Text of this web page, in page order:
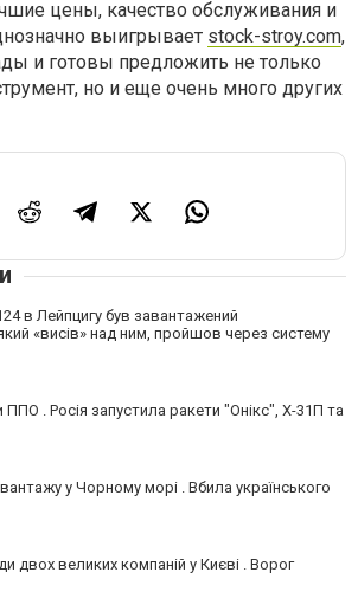
цены, качество обслуживания и
выигрывает stock-stroy.com,
и готовы предложить не только
но и еще очень много других
в Лейпцигу був завантажений
«висів» над ним, пройшов через систему
. Росія запустила ракети "Онікс", Х-31П та
у Чорному морі . Вбила українського
двох великих компаній у Києві . Ворог